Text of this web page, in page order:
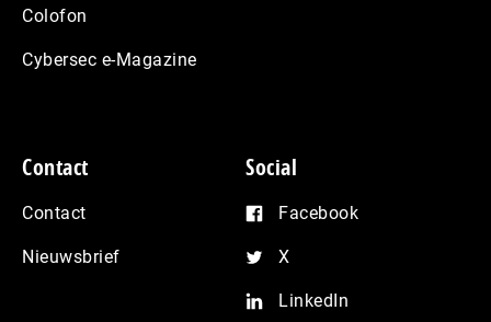
Colofon
Cybersec e-Magazine
Contact
Contact
Nieuwsbrief
Social
Facebook
X
LinkedIn